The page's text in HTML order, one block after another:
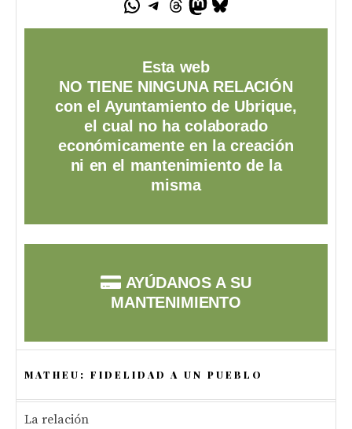
Esta web
NO TIENE NINGUNA RELACIÓN
con el Ayuntamiento de Ubrique,
el cual no ha colaborado
económicamente en la creación
ni en el mantenimiento de la
misma
AYÚDANOS A SU
MANTENIMIENTO
MATHEU: FIDELIDAD A UN PUEBLO
La relación